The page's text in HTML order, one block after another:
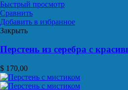
Быстрый просмотр
Сравнить
Добавить в избранное
Закрыть
Перстень из серебра с
$ 170,00